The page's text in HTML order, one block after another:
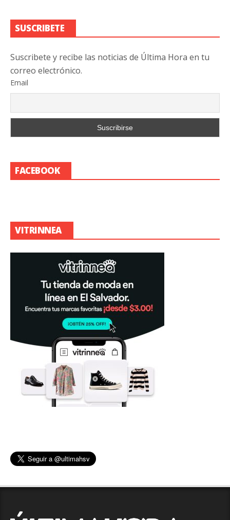
SUSCRIBETE
Suscribete y recibe las noticias de Última Hora en tu
correo electrónico.
Email
FACEBOOK
VITRINNEA